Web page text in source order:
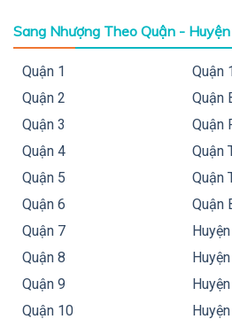
Sang Nhượng Theo Quận - Huyện
Quận 1
Quận 2
Quận 3
Quận 4
Quận 5
Quận 6
Quận 7
Quận 8
Quận 9
Quận 10
Quận
Quận
Quận
Quận
Quận
Quận